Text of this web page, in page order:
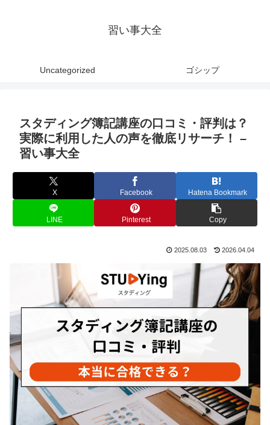
習い事大全
Uncategorized ゴシップ
スタディング簿記講座の口コミ・評判は？
実際に利用した人の声を徹底リサーチ！ –
習い事大全
X Facebook Hatena Bookmark
LINE Pinterest Copy
2025.08.03 2026.04.04